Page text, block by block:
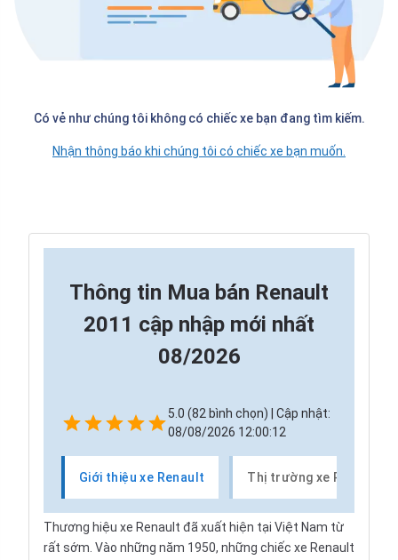
Có vẻ như chúng tôi không có chiếc xe bạn đang tìm kiếm.
Nhận thông báo khi chúng tôi có chiếc xe bạn muốn.
Thông tin Mua bán Renault
2011 cập nhập mới nhất
08/2026
5.0 (82 bình chọn) | Cập nhật:
08/08/2026 12:00:12
Giới thiệu xe Renault Thị trường xe Renault
Thương hiệu xe Renault đã xuất hiện tại Việt Nam từ
rất sớm. Vào những năm 1950, những chiếc xe Renault